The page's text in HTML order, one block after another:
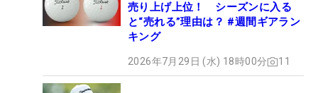
売り上げ上位！ シーズンに入る
と“売れる”理由は？ #週間ギアラン
キング
2026年7月29日 (水) 18時00分 11